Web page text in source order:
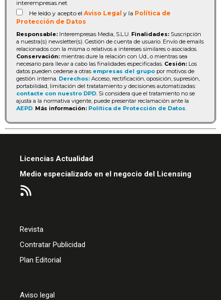
interempresas.net
He leído y acepto el Aviso Legal y la Política de
Protección de Datos
Responsable: Interempresas Media, S.L.U. Finalidades: Suscripción
a nuestra(s) newsletter(s). Gestión de cuenta de usuario. Envío de emails
relacionados con la misma o relativos a intereses similares o asociados.
Conservación: mientras dure la relación con Ud., o mientras sea
necesario para llevar a cabo las finalidades especificadas. Cesión: Los
datos pueden cederse a otras empresas del grupo por motivos de
gestión interna. Derechos: Acceso, rectificación, oposición, supresión,
portabilidad, limitación del tratatamiento y decisiones automatizadas:
contacte con nuestro DPD. Si considera que el tratamiento no se
ajusta a la normativa vigente, puede presentar reclamación ante la
AEPD. Más información: Política de Protección de Datos.
Licencias Actualidad
Medio especializado en el negocio del Licensing
Revista
Contratar Publicidad
Plan Editorial
Aviso legal